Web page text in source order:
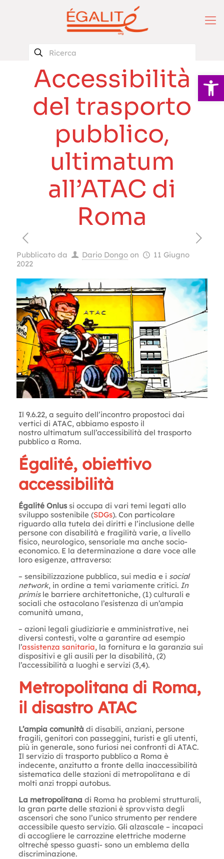
Apri la
Accessibilità
del trasporto
pubblico,
ultimatum
all’ATAC di
Roma
Pubblicato da Dario Dongo on
11 Giugno
2022
Il 9.6.22, a seguito dell’incontro propostoci dai
vertici di ATAC, abbiamo esposto il
nostro ultimatum sull’accessibilità del trasporto
pubblico a Roma.
Égalité, obiettivo
accessibilità
Égalité Onlussi occupa di vari temi legati allo
sviluppo sostenibile (SDGs). Con particolare
riguardo alla tutela dei diritti e l’inclusione delle
persone con disabilità e fragilità varie, a livello
fisico, neurologico, sensoriale ma anche socio-
economico. E la determinazione a dare voce alle
loro esigenze, attraverso:
– sensibilizzazione pubblica, sui media e i social
network, in ordine a temi variamente critici. In
primisle barriere architettoniche, (1) culturali e
sociali che ostacolano l’esistenza di un’ampia
comunità umana,
– azioni legali giudiziarie e amministrative, nei
diversi contesti, volte a garantire ad esempio
l’assistenza sanitaria, la fornitura e la garanzia sui
dispositivi e gli ausili per la disabilità, (2)
l’accessibilità a luoghi e servizi (3,4).
Metropolitana di Roma,
il disastro ATAC
L’ampia comunità di disabili, anziani, persone
fragili, genitori con passeggini, turisti e gli utenti,
più in generale, sono furiosi nei confronti di ATAC.
Il servizio di trasporto pubblico a Roma è
indecente, anzitutto a fronte della inaccessibilità
sistematica delle stazioni di metropolitana e di
molti anzi troppi autobus.
La metropolitana di Roma ha problemi strutturali,
la gran parte delle stazioni è sprovvista degli
ascensori che sono l’unico strumento per rendere
accessibile questo servizio. Gli alzascale – incapaci
di accogliere le carrozzine elettriche moderne
oltreché spesso guasti- sono un emblema della
discriminazione.